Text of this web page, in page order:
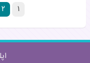
۱ ۲